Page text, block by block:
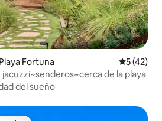
Fortuna
5 (42)
de la playa
del sueño